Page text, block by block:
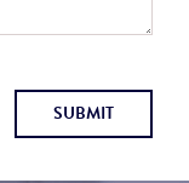
SUBMIT